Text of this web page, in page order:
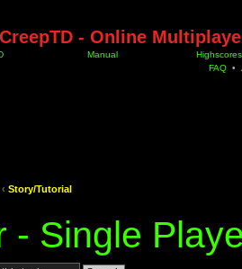
CreepTD - Online
Manual
Highscores
FAQ •
‹ Story/Tutorial
- Single